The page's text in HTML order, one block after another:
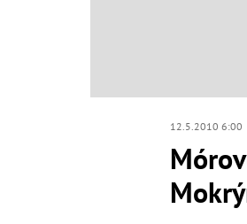
12.5.2010 6:00